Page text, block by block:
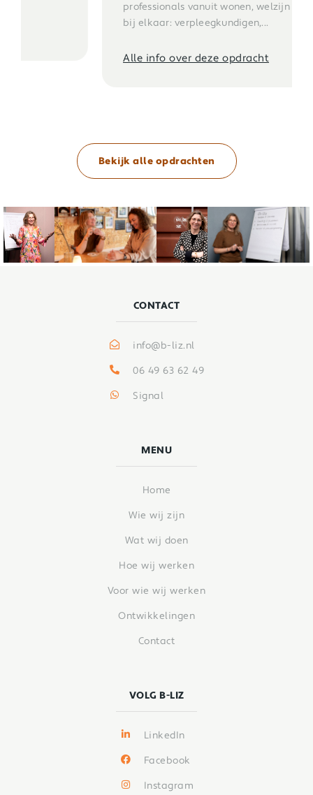
professionals vanuit wonen, welzijn en zorg
bij elkaar: verpleegkundigen,...
Alle info over deze opdracht
Bekijk alle opdrachten
CONTACT
info@b-liz.nl
06 49 63 62 49
Signal
MENU
Home
Wie wij zijn
Wat wij doen
Hoe wij werken
Voor wie wij werken
Ontwikkelingen
Contact
VOLG B-LIZ
LinkedIn
Facebook
Instagram